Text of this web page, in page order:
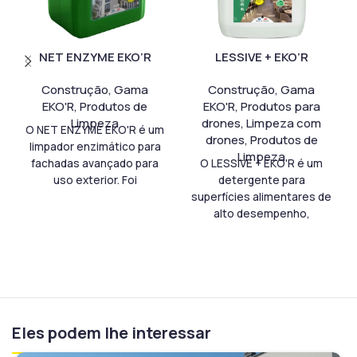
NET ENZYME EKO’R
Construção,Gama
EKO'R,Produtos de
Limpeza
O NET ENZYME EKO'R é um
limpador enzimático para
fachadas avançado para
uso exterior. Foi
sobre verdetes, algas e
Este tratamento
enzimático combina
LESSIVE + EKO’R
Construção,Gama
EKO'R,Produtos para
drones,Limpeza com
drones,Produtos de
Limpeza
O LESSIVE + EKO'R é um
detergente para
superfícies alimentares de
alto desempenho,
ação eficaz em todas as
Eles podem lhe interessar